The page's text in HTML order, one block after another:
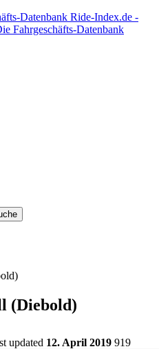
Ride-Index.de -
Fahrgeschäfts-Datenbank
(Diebold)
updated 12. April 2019 919